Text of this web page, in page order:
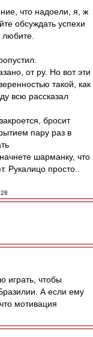
что надоели, я, ж
обсуждать успехи
от ру. Но вот эти
такой, как
всю рассказал
бросит
пару раз в
шарманку, что
Рукалицо просто..
играть, чтобы
А если ему
мотивация